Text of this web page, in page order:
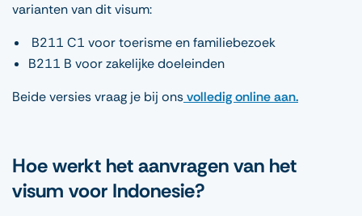
varianten van dit visum:
B211 C1 voor toerisme en familiebezoek
B211 B voor zakelijke doeleinden
Beide versies vraag je bij onsvolledig online aan.
Hoe werkt het aanvragen van het
visum voor Indonesie?